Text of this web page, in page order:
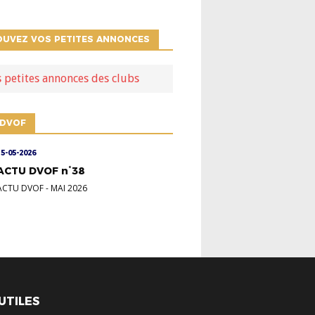
VOS PETITES ANNONCES
petites annonces des clubs
05-2026
DVOF n°38
DVOF- MAI 2026